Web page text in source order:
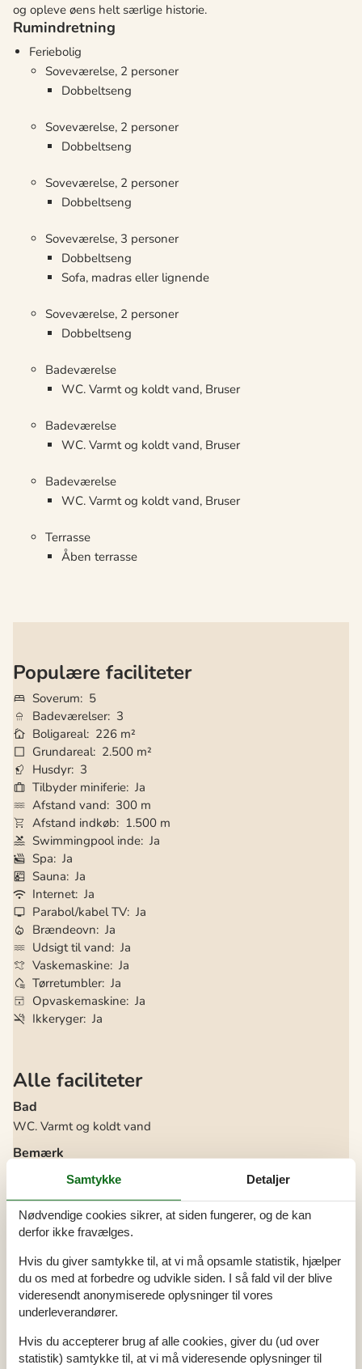
og opleve øens helt særlige historie.
Rumindretning
Feriebolig
Soveværelse, 2 personer
Dobbeltseng
Soveværelse, 2 personer
Dobbeltseng
Soveværelse, 2 personer
Dobbeltseng
Soveværelse, 3 personer
Dobbeltseng
Sofa, madras eller lignende
Soveværelse, 2 personer
Dobbeltseng
Badeværelse
WC. Varmt og koldt vand, Bruser
Badeværelse
WC. Varmt og koldt vand, Bruser
Badeværelse
WC. Varmt og koldt vand, Bruser
Terrasse
Åben terrasse
Populære faciliteter
Soverum
5
Badeværelser 3
Boligareal 226 m²
Grundareal 2.500 m²
Husdyr 3
Tilbyder miniferie Ja
Afstand vand
300 m
Afstand indkøb
1.500 m
Swimmingpool inde Ja
Spa Ja
Sauna Ja
Internet Ja
Parabol/kabel TV Ja
Brændeovn Ja
Udsigt til vand Ja
Vaskemaskine Ja
Tørretumbler Ja
Opvaskemaskine Ja
Ikkeryger Ja
Alle faciliteter
Bad
WC. Varmt og koldt vand
Bemærk
Udl. ikke til ungdomsgrupper
Diverse
Antal babysenge 1
Antal babystole 1
Antal husdyr 3
Antal solvogne 2
Byggemateriale: Sten
Byggeår 1992
EL ekskl.
Havudsigt fra 1. sal
Helårsisoleret
Kabel tv, tyske kanaler
Samtykke Detaljer
Nødvendige cookies sikrer, at siden fungerer, og de kan
derfor ikke fravælges.
Hvis du giver samtykke til, at vi må opsamle statistik, hjælper
du os med at forbedre og udvikle siden. I så fald vil der blive
videresendt anonymiserede oplysninger til vores
underleverandører.
Hvis du accepterer brug af alle cookies, giver du (ud over
statistik) samtykke til, at vi må videresende oplysninger til